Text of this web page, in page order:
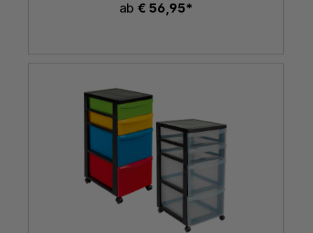
ab € 56,95*